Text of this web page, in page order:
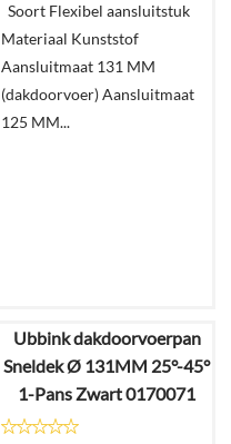
In
winkelmand
Soort Flexibel aansluitstuk
Materiaal Kunststof
Aansluitmaat 131 MM
(dakdoorvoer) Aansluitmaat
125 MM...
€23,16
€17,91
Ubbink dakdoorvoerpan
Sneldek Ø 131MM 25°-45°
1-Pans Zwart 0170071